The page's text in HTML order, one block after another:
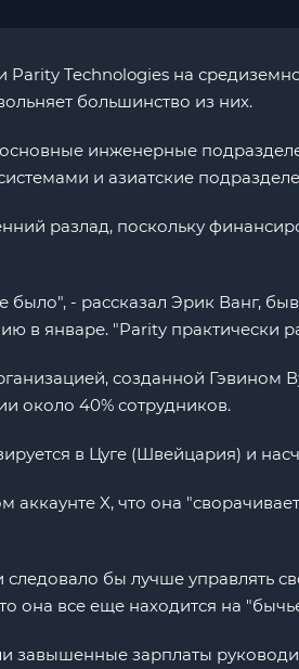
Technologies на
большинство из них.
инженерные
и азиатские
разлад, поскольку
- рассказал Эрик Ванг,
в январе. "Parity практически
созданной Гэвином
около 40% сотрудников.
в Цуге (Швейцария) и
X, что она
бы лучше управлять
она все еще находится на
завышенные зарплаты